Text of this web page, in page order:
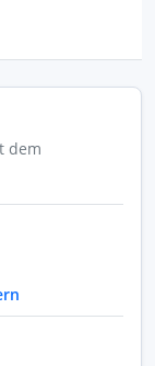
dem